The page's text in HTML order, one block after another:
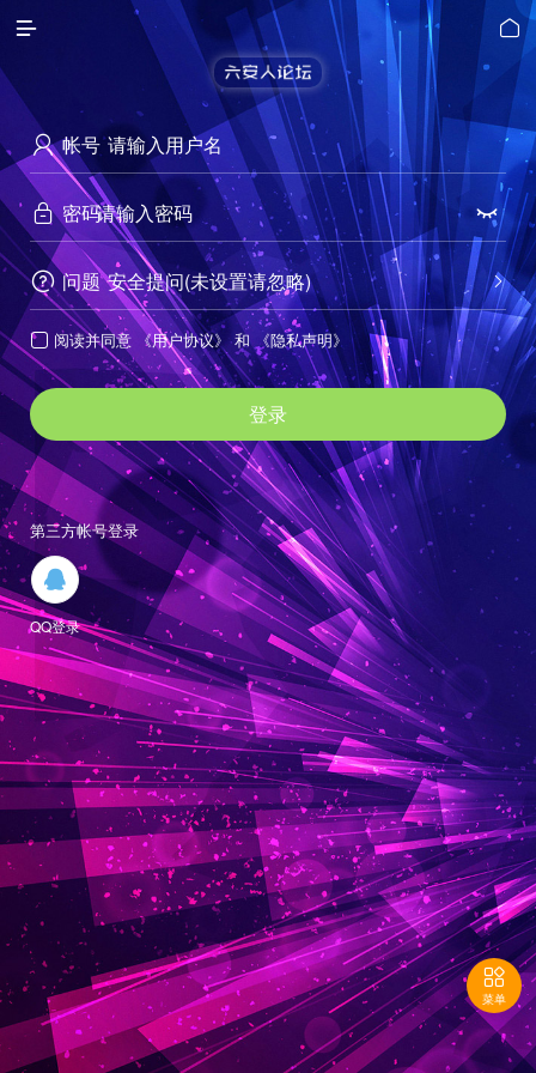
 
 帐号
 密码 
 问题 
安全提问(未设置请忽略)
 阅读并同意 《用户协议》 和 《隐私声明》
登录
第三方帐号登录

QQ登录

菜单